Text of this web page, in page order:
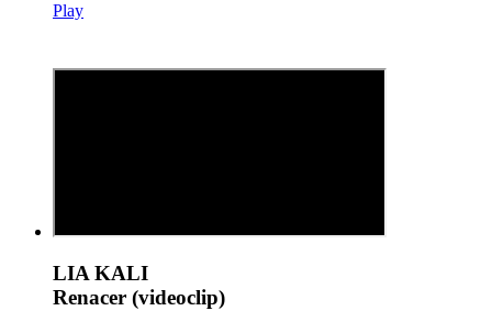
Play
LIA KALI
Renacer (videoclip)